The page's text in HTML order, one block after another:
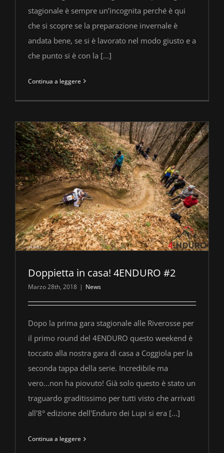
stagionale è sempre un’incognita perché è qui
che si scopre se la preparazione invernale è
andata bene, se si è lavorato nel modo giusto e a
che punto si è con la [...]
Continua a leggere
Doppietta in casa! 4ENDURO #2
Marzo 28th, 2018 | News
Dopo la prima gara stagionale alle Riverosse per
il primo round del 4ENDURO questo weekend è
toccato alla nostra gara di casa a Coggiola per la
seconda tappa della serie. Incredibile ma
vero...non ha piovuto! Già solo questo è stato un
traguardo graditissimo per tutti visto che arrivati
all'8° edizione dell'Enduro dei Lupi si era [...]
Continua a leggere